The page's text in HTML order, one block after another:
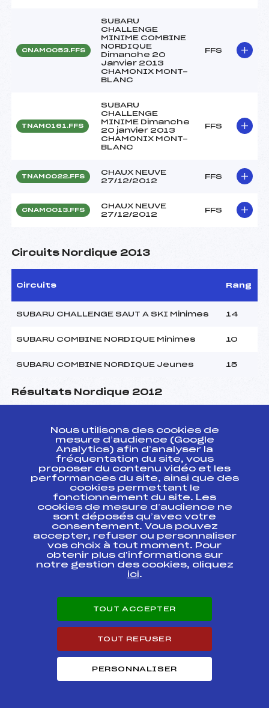
CNAM0053.FFS
SUBARU
CHALLENGE
MINIME COMBINE
NORDIQUE
Dimanche 20
Janvier 2013
CHAMONIX MONT-
BLANC
FFS
TNAM0161.FFS
SUBARU
CHALLENGE
MINIME Dimanche
20 janvier 2013
CHAMONIX MONT-
BLANC
FFS
TNAM0022.FFS
CHAUX NEUVE
27/12/2012
FFS
CNAM0013.FFS
CHAUX NEUVE
27/12/2012
FFS
Circuits Nordique 2013
Circuits Rang
SUBARU CHALLENGE SAUT A SKI Minimes 14
SUBARU COMBINE NORDIQUE Minimes 10
SUBARU COMBINE NORDIQUE Jeunes 15
Résultats Nordique 2012
TNAM0501.FFS
CHALLENGE
NATIONAL D'ETE
(K76)
FFS
TNAM0502.FFS
CHALLENGE
NATIONAL
D'ETE(K45)
FFS
TNAM0452.FFS
GRAND PRIX –
JEUNES
TOURNEE VOSGES
BUSSANG
2ème étape
Ventron
Nous utilisons des cookies de
mesure d’audience (Google
Analytics) afin d’analyser la
fréquentation du site, vous
proposer du contenu vidéo et les
performances du site, ainsi que des
cookies permettant le
fonctionnement du site. Les
cookies de mesure d’audience ne
sont déposés qu’avec votre
consentement. Vous pouvez
accepter, refuser ou personnaliser
vos choix à tout moment. Pour
obtenir plus d'informations sur
notre gestion des cookies, cliquez
ici.
TOUT ACCEPTER
TOUT REFUSER
PERSONNALISER